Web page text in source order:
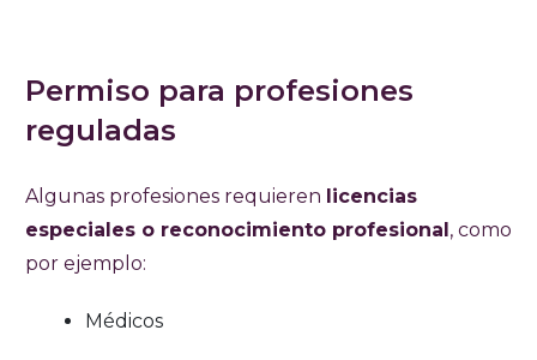
Permiso para profesiones
reguladas
Algunas profesiones requieren licencias
especiales o reconocimiento profesional , como
por ejemplo:
Médicos